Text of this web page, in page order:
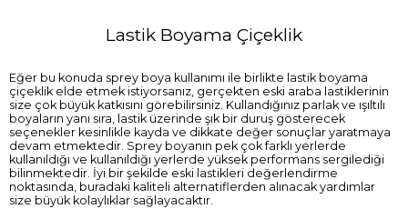
Lastik Boyama Çiçeklik
Eğer bu konuda sprey boya kullanımı ile birlikte lastik boyama
çiçeklik elde etmek istiyorsanız, gerçekten eski araba lastiklerinin
size çok büyük katkısını görebilirsiniz. Kullandığınız parlak ve ışıltılı
boyaların yanı sıra, lastik üzerinde şık bir duruş gösterecek
seçenekler kesinlikle kayda ve dikkate değer sonuçlar yaratmaya
devam etmektedir. Sprey boyanın pek çok farklı yerlerde
kullanıldığı ve kullanıldığı yerlerde yüksek performans sergilediği
bilinmektedir. İyi bir şekilde eski lastikleri değerlendirme
noktasında, buradaki kaliteli alternatiflerden alınacak yardımlar
size büyük kolaylıklar sağlayacaktır.